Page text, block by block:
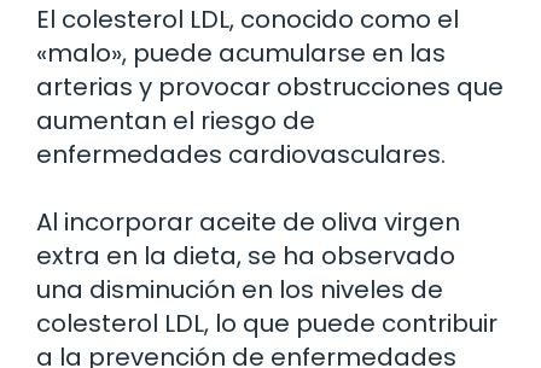
El colesterol LDL, conocido como el
«malo», puede acumularse en las
arterias y provocar obstrucciones que
aumentan el riesgo de
enfermedades cardiovasculares.
Al incorporar aceite de oliva virgen
extra en la dieta, se ha observado
una disminución en los niveles de
colesterol LDL, lo que puede contribuir
a la prevención de enfermedades